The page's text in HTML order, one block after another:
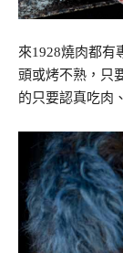
來1928燒肉都有
頭或烤不熟，只
的只要認真吃肉